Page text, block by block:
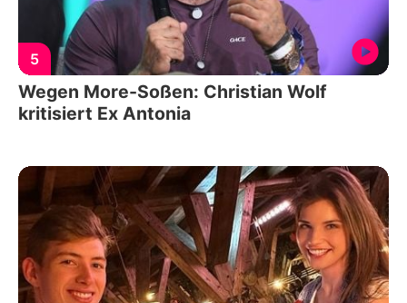
5
Wegen More-Soßen: Christian Wolf
kritisiert Ex Antonia